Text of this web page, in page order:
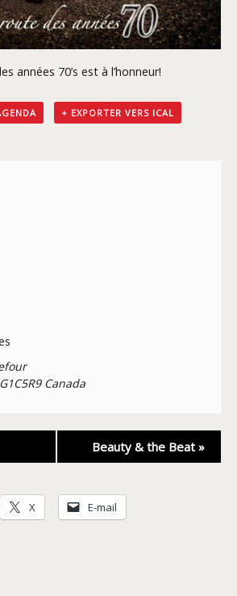
années 70’s est à l’honneur!
+ EXPORTER VERS ICAL
G1C5R9 Canada
Beauty & the Beat »
X E-mail